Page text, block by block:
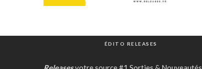
ÉDITO RELEASES